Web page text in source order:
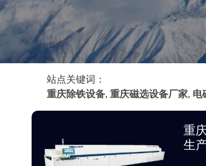
站点关键词：
重庆除铁设备, 重庆磁选设备厂家, 电
重
生